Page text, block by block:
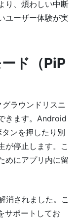
り、煩わしい中断
ユーザー体験が実
ド（PiP
ラウンドリスニ
きます。Android
ンを押したり別
が停止します。こ
めにアプリ内に留
消されました。こ
サポートしてお